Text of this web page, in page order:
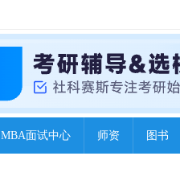
MBA面试中心 师资 图书